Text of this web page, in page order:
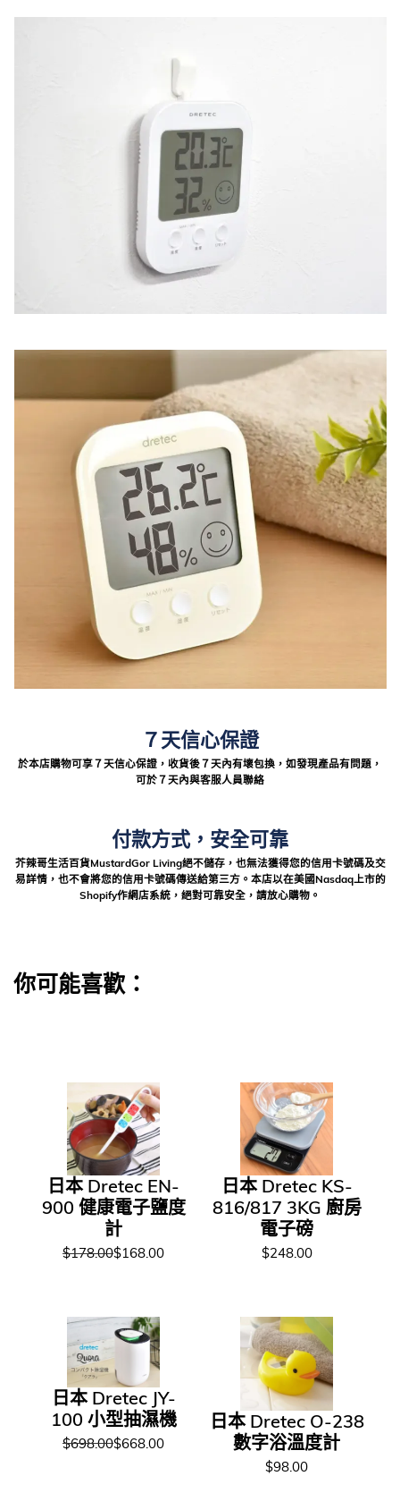
７天信心保證
於本店購物可享７天信心保證，收貨後７天內有壞包換，如發現產品有問題，
可於７天內與客服人員聯絡
付款方式，安全可靠
芥辣哥生活百貨MustardGor Living絕不儲存，也無法獲得您的信用卡號碼及交
易詳情，也不會將您的信用卡號碼傳送給第三方。本店以在美國Nasdaq上市的
Shopify作網店系統，絕對可靠安全，請放心購物。
你可能喜歡：
日本 Dretec EN-
900 健康電子鹽度
計
$178.00$168.00
日本 Dretec KS-
816/817 3KG 廚房
電子磅
$248.00
日本 Dretec JY-
100 小型抽濕機
$698.00$668.00
日本 Dretec O-238
數字浴溫度計
$98.00